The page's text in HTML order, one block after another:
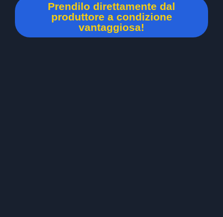
Prendilo direttamente dal
produttore a condizione
vantaggiosa!